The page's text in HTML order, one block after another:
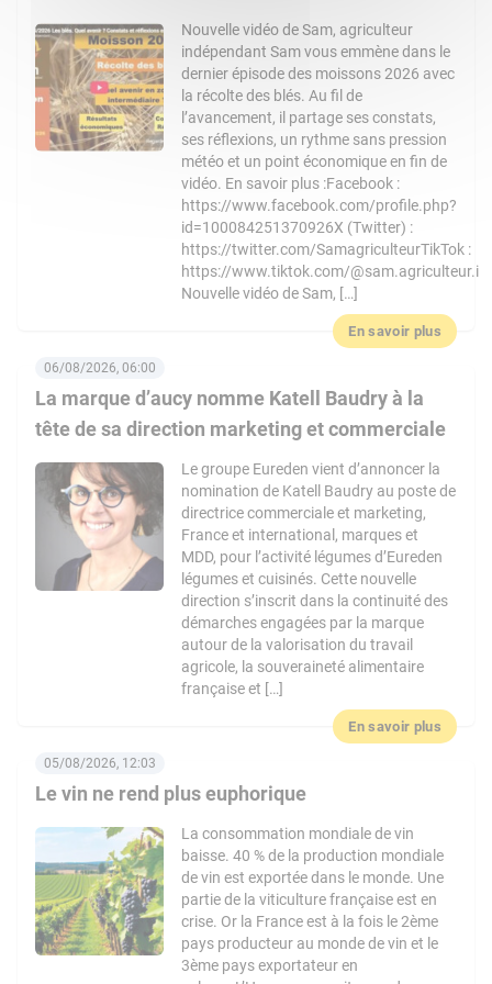
Nouvelle vidéo de Sam, agriculteur
indépendant Sam vous emmène dans le
dernier épisode des moissons 2026 avec
la récolte des blés. Au fil de
l’avancement, il partage ses constats,
ses réflexions, un rythme sans pression
météo et un point économique en fin de
vidéo. En savoir plus :Facebook :
https://www.facebook.com/profile.php?
id=100084251370926X (Twitter) :
https://twitter.com/SamagriculteurTikTok :
https://www.tiktok.com/@sam.agriculteur.i
Nouvelle vidéo de Sam, […]
En savoir plus
La marque d’aucy nomme Katell Baudry à la
tête de sa direction marketing et commerciale
06/08/2026, 06:00
Le groupe Eureden vient d’annoncer la
nomination de Katell Baudry au poste de
directrice commerciale et marketing,
France et international, marques et
MDD, pour l’activité légumes d’Eureden
légumes et cuisinés. Cette nouvelle
direction s’inscrit dans la continuité des
démarches engagées par la marque
autour de la valorisation du travail
agricole, la souveraineté alimentaire
française et […]
En savoir plus
Le vin ne rend plus euphorique
05/08/2026, 12:03
La consommation mondiale de vin
baisse. 40 % de la production mondiale
de vin est exportée dans le monde. Une
partie de la viticulture française est en
crise. Or la France est à la fois le 2ème
pays producteur au monde de vin et le
3ème pays exportateur en